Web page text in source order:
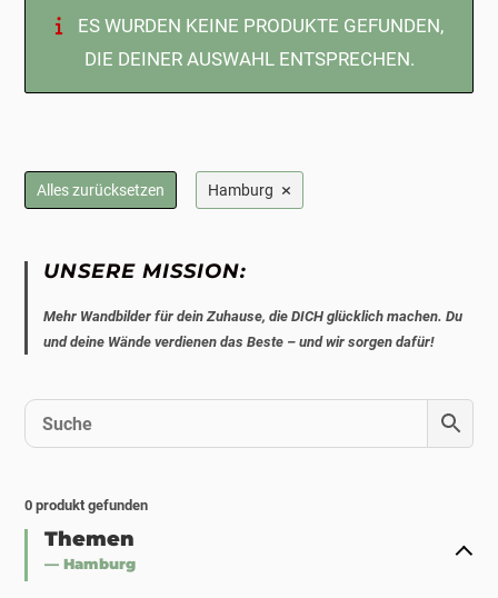
ES WURDEN KEINE PRODUKTE GEFUNDEN,
DIE DEINER AUSWAHL ENTSPRECHEN.
Alles zurücksetzen Hamburg ×
UNSERE MISSION:
Mehr Wandbilder für dein Zuhause, die DICH glücklich machen. Du
und deine Wände verdienen das Beste – und wir sorgen dafür!
0 produkt gefunden
Themen
— Hamburg